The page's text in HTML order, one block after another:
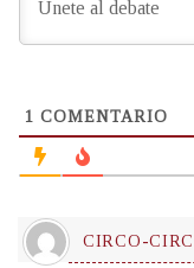
1 COMENTARIO
CIRCO-